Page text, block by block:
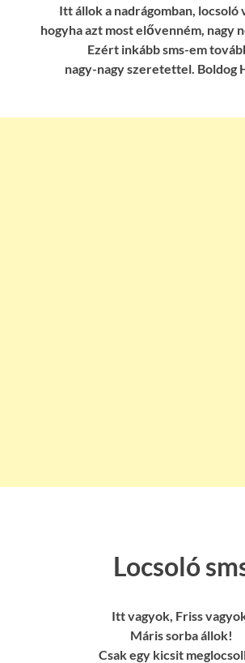
Itt állok a nadrágomban, locsoló
hogyha azt most elővenném, nagy
Ezért inkább sms-em
nagy-nagy szeretettel. Boldog
Locsoló
Itt vagyok, Friss
Máris sorba állok!
Csak egy kicsit